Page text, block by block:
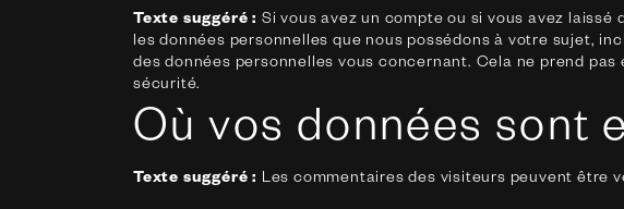
Texte suggéré : Si vous avez un compte ou si vous avez
les données personnelles que nous possédons à votre sujet,
des données personnelles vous concernant. Cela ne prend
sécurité.
Où vos données sont
Texte suggéré : Les commentaires des visiteurs peuvent être